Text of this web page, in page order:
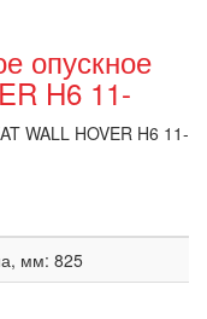
опускное
H6 11-
мм: 825